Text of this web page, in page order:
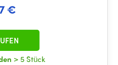
€
> 5 Stück